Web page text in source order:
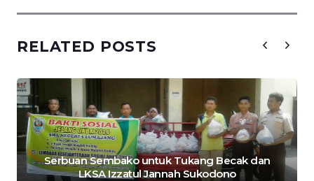
RELATED POSTS
Serbuan Sembako untuk Tukang Becak dan
LKSA Izzatul Jannah Sukodono